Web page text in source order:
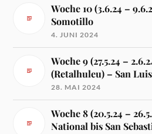
Woche 10 (3.6.24 –
Somotillo
4. JUNI 2024
Woche 9 (27.5.24 –
(Retalhuleu) – San
28. MAI 2024
Woche 8 (20.5.24 –
National bis San